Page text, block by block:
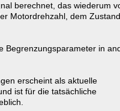
berechnet, das wiederum
Motordrehzahl, dem
Begrenzungsparameter in
erscheint als aktuelle
ist für die tatsächliche